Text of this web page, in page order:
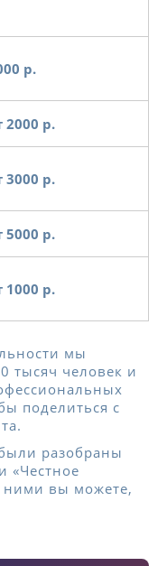
р.
2000 р.
3000 р.
5000 р.
1000 р.
мы
тысяч человек и
поделиться с
разобраны
«Честное
ними вы можете,